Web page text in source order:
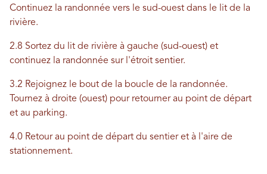
Continuez la randonnée vers le sud-ouest dans le lit de la
rivière.
2.8 Sortez du lit de rivière à gauche (sud-ouest) et
continuez la randonnée sur l'étroit sentier.
3.2 Rejoignez le bout de la boucle de la randonnée.
Tournez à droite (ouest) pour retourner au point de départ
et au parking.
4.0 Retour au point de départ du sentier et à l'aire de
stationnement.